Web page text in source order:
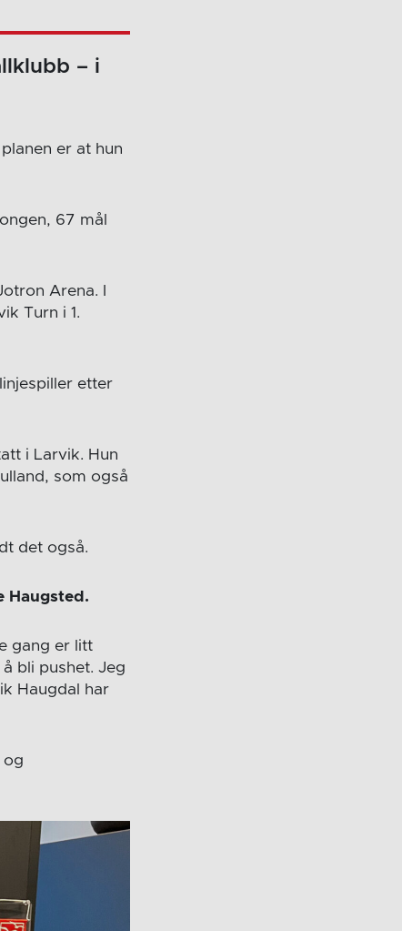
– i
er at hun
67 mål
Arena. I
Turn i 1.
etter
i Larvik. Hun
som også
det også.
Haugsted.
gang er litt
bli pushet. Jeg
Haugdal har
og